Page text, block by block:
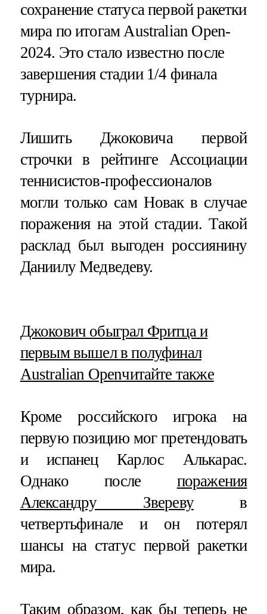
сохранение статуса первой ракетки
мира по итогам Australian Open-
2024. Это стало известно после
завершения стадии 1/4 финала
турнира.
Лишить Джоковича первой
строчки в рейтинге Ассоциации
теннисистов-профессионалов
могли только сам Новак в случае
поражения на этой стадии. Такой
расклад был выгоден россиянину
Даниилу Медведеву.
​Джокович обыграл Фритца и
первым вышел в полуфинал
Australian Openчитайте также
Кроме российского игрока на
первую позицию мог претендовать
и испанец Карлос Алькарас.
Однако после поражения
Александру Зверевув
четвертьфинале и он потерял
шансы на статус первой ракетки
мира.
Таким образом, как бы теперь не